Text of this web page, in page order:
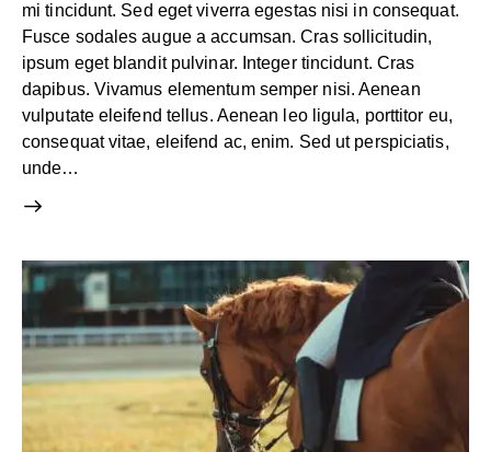
mi tincidunt. Sed eget viverra egestas nisi in consequat.
Fusce sodales augue a accumsan. Cras sollicitudin,
ipsum eget blandit pulvinar. Integer tincidunt. Cras
dapibus. Vivamus elementum semper nisi. Aenean
vulputate eleifend tellus. Aenean leo ligula, porttitor eu,
consequat vitae, eleifend ac, enim. Sed ut perspiciatis,
unde…